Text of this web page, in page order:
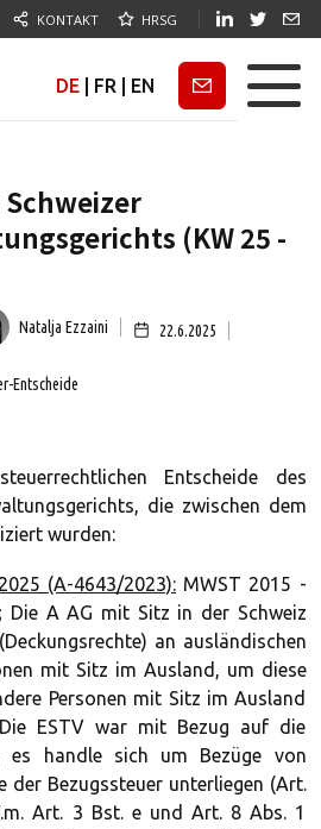
KONTAKT HRSG
DE FR EN Newsletter
(KW 25 -
Natalja Ezzaini 22.6.2025
Entscheide
Entscheide des
die zwischen dem
wurden:
(A-4643/2023): MWST 2015 -
Die A AG mit Sitz in der Schweiz
an ausländischen
mit Sitz im Ausland, um diese
Personen mit Sitz im Ausland
Die ESTV war mit Bezug auf die
es handle sich um Bezüge von
der Bezugssteuer unterliegen (Art.
Art. 3 Bst. e und Art. 8 Abs. 1